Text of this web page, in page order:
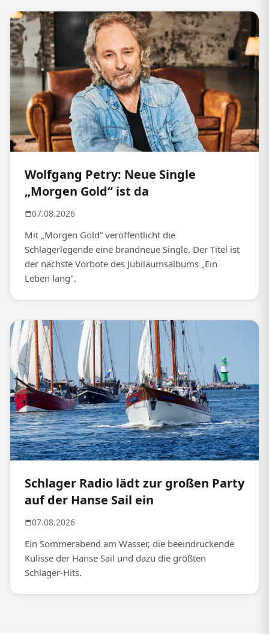
Wolfgang Petry: Neue Single
„Morgen Gold“ ist da
07.08.2026
Mit „Morgen Gold“ veröffentlicht die
Schlagerlegende eine brandneue Single. Der Titel ist
der nächste Vorbote des Jubiläumsalbums „Ein
Leben lang".
Schlager Radio lädt zur großen Party
auf der Hanse Sail ein
07.08.2026
Ein Sommerabend am Wasser, die beeindruckende
Kulisse der Hanse Sail und dazu die größten
Schlager-Hits.